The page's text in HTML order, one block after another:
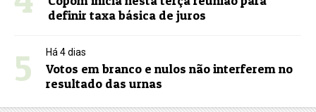
definir taxa básica de juros
5 Há 4 dias
Votos em branco e nulos não interferem no
resultado das urnas